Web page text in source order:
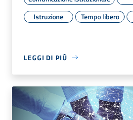
Istruzione
Tempo libero
LEGGI DI PIÙ